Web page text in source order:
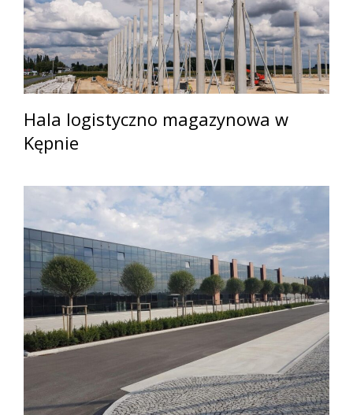
Hala logistyczno magazynowa w
Kępnie